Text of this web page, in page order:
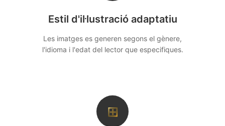
Estil d'il·lustració adaptatiu
Les imatges es generen segons el gènere,
l'idioma i l'edat del lector que especifiques.
⊞